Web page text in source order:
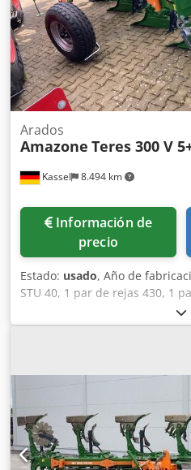
Kassel 8.494 km
Arados
Amazone Teres 300 V
Información de
precio
Estado: usado, Año de
STU 40, 1 par de rejas 430, 1
par / vástago de abridor
para protección hidráulica
previo M2, 1 par / soportes
montaje de cuerpo con Dedpfx